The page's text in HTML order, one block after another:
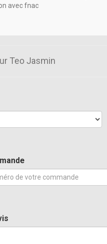
avec fnac
Teo Jasmin